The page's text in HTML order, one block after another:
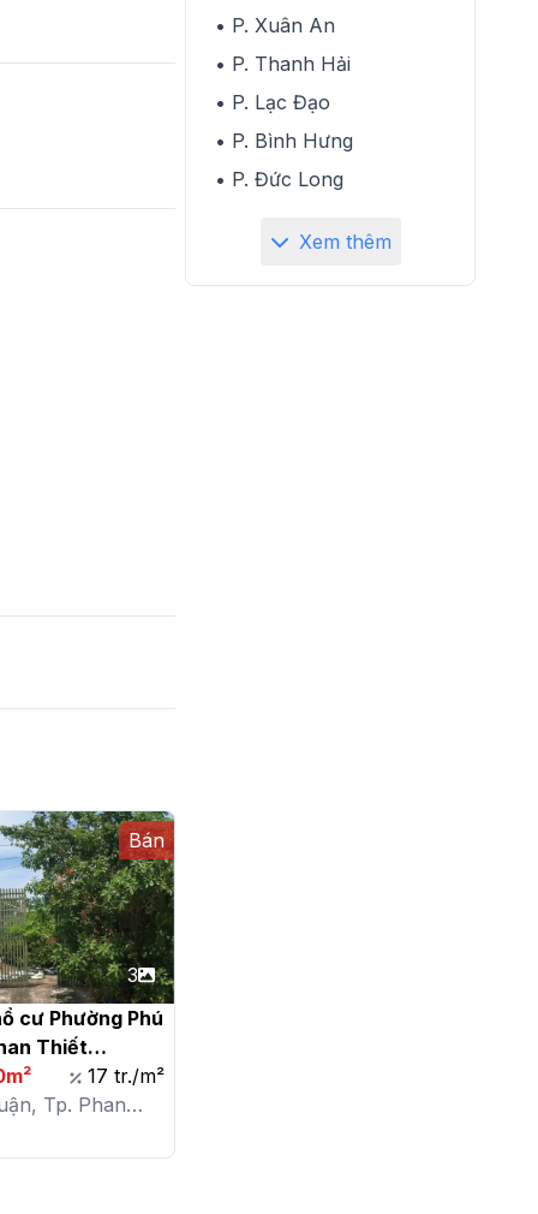
Bán
3
cư Phường Phú
Thiết
17 tr./m²
Tp. Phan
• P. Xuân An
• P. Thanh Hải
• P. Lạc Đạo
• P. Bình Hưng
• P. Đức Long
Xem thêm